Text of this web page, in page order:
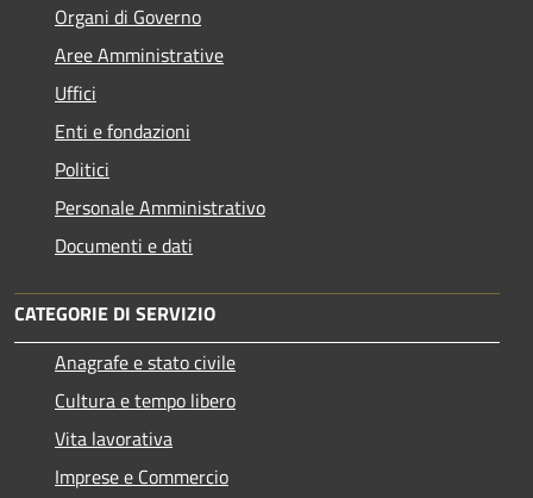
Organi di Governo
Aree Amministrative
Uffici
Enti e fondazioni
Politici
Personale Amministrativo
Documenti e dati
CATEGORIE DI SERVIZIO
Anagrafe e stato civile
Cultura e tempo libero
Vita lavorativa
Imprese e Commercio